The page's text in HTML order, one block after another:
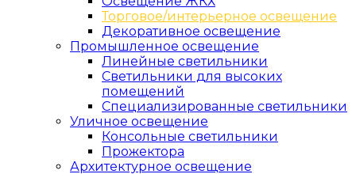
Торговое/интерьерное освещение
Декоративное освещение
Промышленное освещение
Линейные светильники
Светильники для высоких
помещений
Специализированные светильники
Уличное освещение
Консольные светильники
Прожектора
Архитектурное освещение